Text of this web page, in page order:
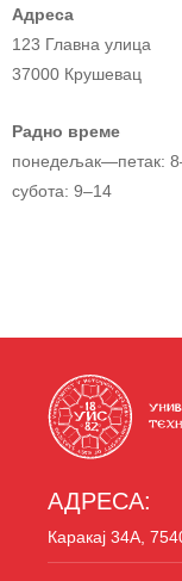
Адреса
123 Главна улица
37000 Крушевац
Радно време
понедељак—петак:
субота: 9–14
АДРЕСА:
Каракај 34A,